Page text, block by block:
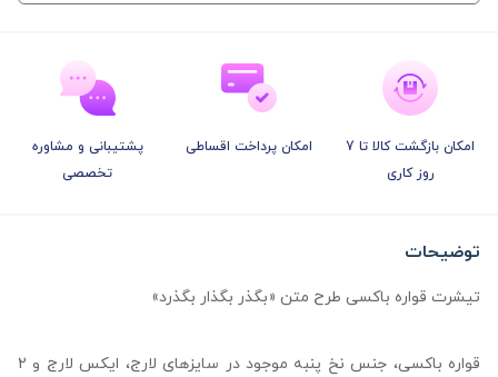
امکان بازگشت کالا تا 7
روز کاری
امکان پرداخت اقساطی
پشتیبانی و مشاوره
تخصصی
توضیحات
تیشرت قواره باکسی طرح متن «بگذر بگذار بگذرد»
قواره باکسی، جنس نخ پنبه موجود در سایزهای لارج، ایکس لارج و 2